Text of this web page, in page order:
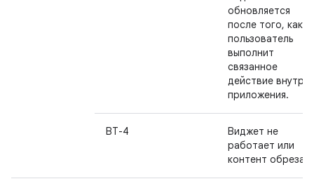
обновляется
после того, как
пользователь
выполнит
связанное
действие внутри
приложения.
ВТ-4
Виджет не
работает или
контент обрезан.